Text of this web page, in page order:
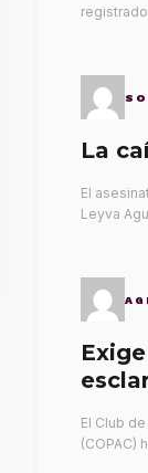
La
El
Leyva
El Club
(COPAC)